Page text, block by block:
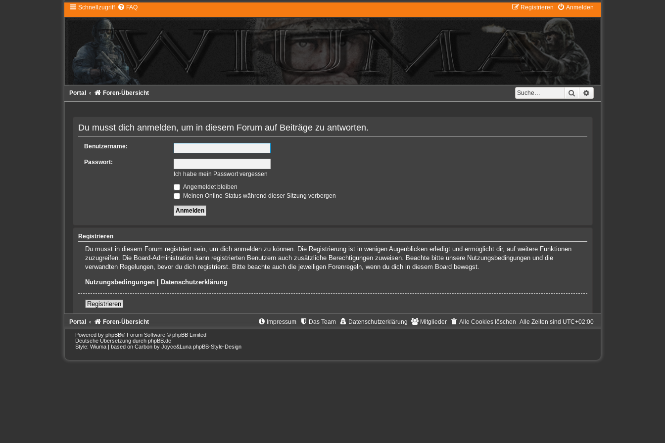
Schnellzugriff FAQ Anmelden
Registrieren
Suche
Portal Foren-Übersicht
Du musst dich anmelden, um in diesem Forum auf Beiträge zu antworten.
Benutzername:
Passwort:
Ich habe mein Passwort vergessen
Angemeldet bleiben
Meinen Online-Status während dieser Sitzung verbergen
Registrieren
Du musst in diesem Forum registriert sein, um dich anmelden zu können. Die Registrierung ist in wenigen Augenblicken erledigt und ermöglicht dir, auf weitere Funktionen
zuzugreifen. Die Board-Administration kann registrierten Benutzern auch zusätzliche Berechtigungen zuweisen. Beachte bitte unsere Nutzungsbedingungen und die
verwandten Regelungen, bevor du dich registrierst. Bitte beachte auch die jeweiligen Forenregeln, wenn du dich in diesem Board bewegst.
Nutzungsbedingungen Datenschutzerklärung
Registrieren
Portal Foren-Übersicht Alle Zeiten sind UTC+02:00
Alle Cookies löschen
Mitglieder
Datenschutzerklärung
Das Team
Impressum
Powered by phpBB® Forum Software © phpBB Limited
Deutsche Übersetzung durch phpBB.de
Style: Wiuma | based on Carbon by Joyce&Luna phpBB-Style-Design